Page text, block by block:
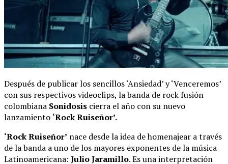
Después de publicar los sencillos ‘Ansiedad’ y ‘Venceremos’
con sus respectivos videoclips, la banda de rock fusión
colombiana Sonidosis cierra el año con su nuevo
lanzamiento ‘Rock Ruiseñor’.
‘Rock Ruiseñor’ nace desde la idea de homenajear a través
de la banda a uno de los mayores exponentes de la música
Latinoamericana: Julio Jaramillo. Es una interpretación